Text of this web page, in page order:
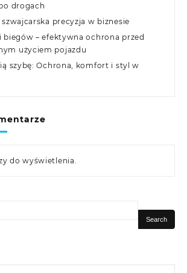
drogach
precyzja w biznesie
biegów – efektywna ochrona przed
użyciem pojazdu
szybę: Ochrona, komfort i styl w
do wyświetlenia.
Search